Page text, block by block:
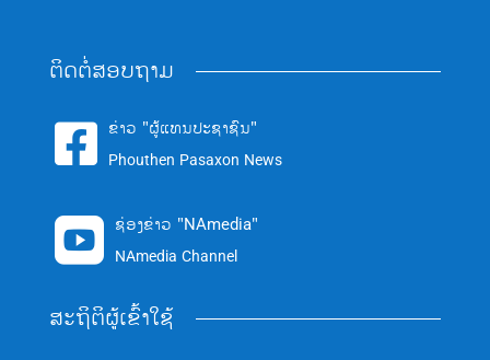
ຕິດຕໍ່ສອບຖາມ
 ຂ່າວ "ຜູ້ແທນປະຊາຊົນ"
Phouthen Pasaxon News
 ຊ່ອງຂ່າວ "NAmedia"
NAmedia Channel
ສະຖິຕິຜູ້ເຂົ້າໃຊ້